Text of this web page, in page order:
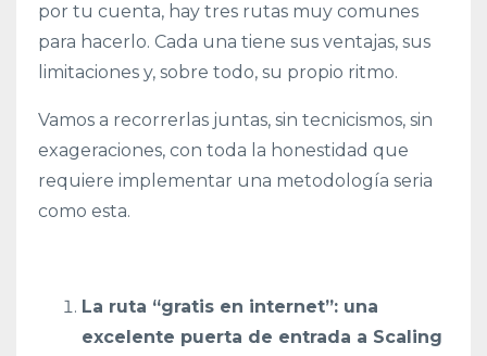
por tu cuenta, hay tres rutas muy comunes
para hacerlo. Cada una tiene sus ventajas, sus
limitaciones y, sobre todo, su propio ritmo.
Vamos a recorrerlas juntas, sin tecnicismos, sin
exageraciones, con toda la honestidad que
requiere implementar una metodología seria
como esta.
La ruta “gratis en internet”: una
excelente puerta de entrada a Scaling